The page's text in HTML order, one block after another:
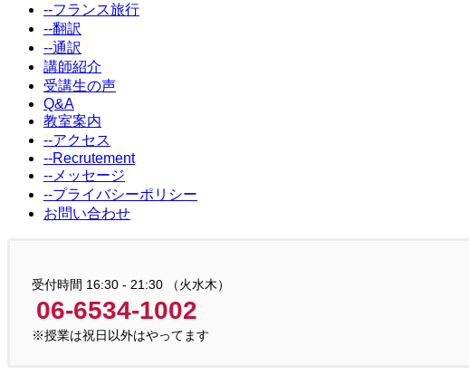
--フランス旅行
--翻訳
--通訳
講師紹介
受講生の声
Q&A
教室案内
--アクセス
--Recrutement
--メッセージ
--プライバシーポリシー
お問い合わせ
受付時間 16:30 - 21:30 （火水木）
06-6534-1002
※授業は祝日以外はやってます